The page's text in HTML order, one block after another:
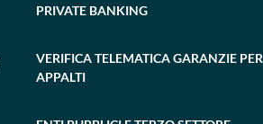
PRIVATE BANKING
VERIFICA TELEMATICA GARANZIE PER
APPALTI